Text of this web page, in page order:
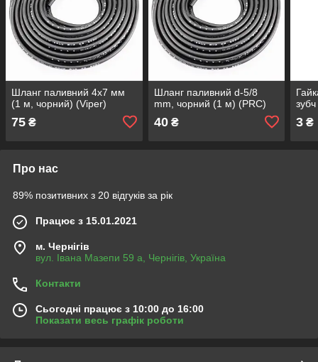
Шланг паливний 4х7 мм
(1 м, чорний) (Viper)
75 ₴
Шланг паливний d-5/8
mm, чорний (1 м) (PRC)
40₴ 3 ₴
Про нас
89% позитивних з 20 відгуків за рік
Працює з 15.01.2021
м. Чернігів
вул. Івана Мазепи 59 а, Чернігів, Україна
Контакти
Сьогодні працює з 10:00 до 16:00
Показати весь графік роботи